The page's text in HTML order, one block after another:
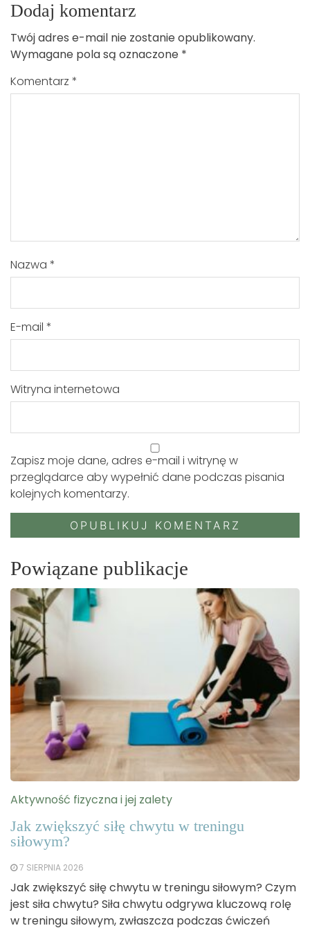
Dodaj komentarz
Twój adres e-mail nie zostanie opublikowany.
Wymagane pola są oznaczone *
Komentarz *
Nazwa *
E-mail *
Witryna internetowa
Zapisz moje dane, adres e-mail i witrynę w
przeglądarce aby wypełnić dane podczas pisania
kolejnych komentarzy.
Powiązane publikacje
Aktywność fizyczna i jej zalety
Jak zwiększyć siłę chwytu w treningu
siłowym?
7 SIERPNIA 2026
Jak zwiększyć siłę chwytu w treningu siłowym? Czym
jest siła chwytu? Siła chwytu odgrywa kluczową rolę
w treningu siłowym, zwłaszcza podczas ćwiczeń